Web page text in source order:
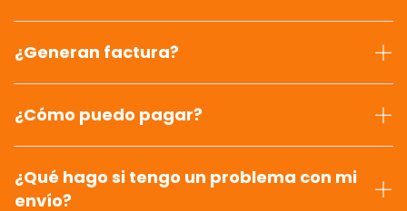
¿Generan factura?
¿Cómo puedo pagar?
¿Qué hago si tengo un problema con mi
envío?